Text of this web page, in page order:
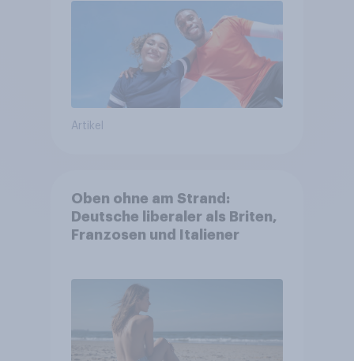
Artikel
Oben ohne am Strand:
Deutsche liberaler als Briten,
Franzosen und Italiener